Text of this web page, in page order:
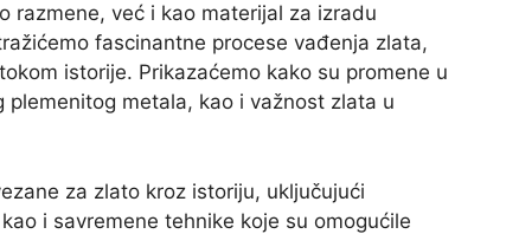
razmene, već i kao materijal za izradu
fascinantne procese vađenja zlata,
istorije. Prikazaćemo kako su promene u
metala, kao i važnost zlata u
za zlato kroz istoriju, uključujući
i savremene tehnike koje su omogućile